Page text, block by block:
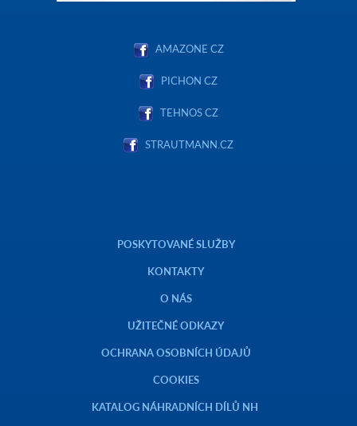
AMAZONE CZ
PICHON CZ
TEHNOS CZ
STRAUTMANN.CZ
POSKYTOVANÉ SLUŽBY
KONTAKTY
O NÁS
UŽITEČNÉ ODKAZY
OCHRANA OSOBNÍCH ÚDAJŮ
COOKIES
KATALOG NÁHRADNÍCH DÍLŮ NH